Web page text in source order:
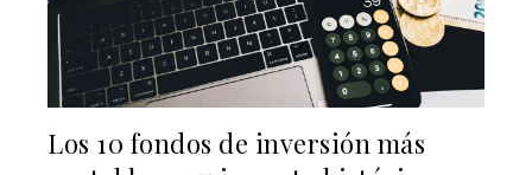
Los 10 fondos de inversión más